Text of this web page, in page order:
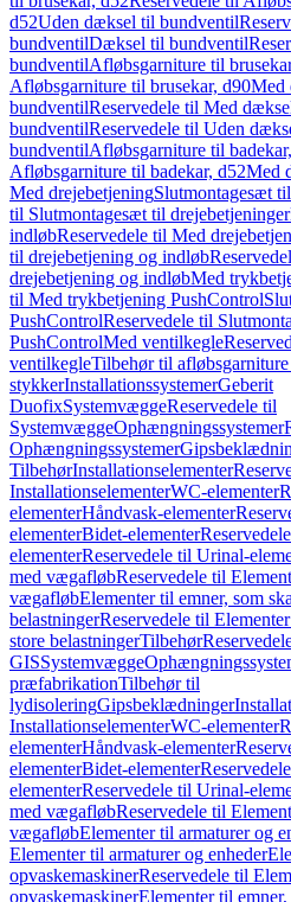
d52Uden dæksel til bundventil
bundventilDæksel til bundventil
bundventilAfløbsgarniture til
Afløbsgarniture til brusekar, d90Med
bundventilReservedele til Med
bundventilReservedele til Uden
bundventilAfløbsgarniture til
Afløbsgarniture til badekar, d52Med
Med drejebetjeningSlutmontagesæt
til Slutmontagesæt til drejebetjeninger
indløbReservedele til Med
til drejebetjening og indløb
drejebetjening og indløbMed
til Med trykbetjening PushControl
PushControlReservedele til
PushControlMed ventilkegle
ventilkegleTilbehør til
stykkerInstallationssystemerGeberit
DuofixSystemvæggeReservedele til
SystemvæggeOphængningssystemer
Ophængningssystemer
TilbehørInstallationselementer
InstallationselementerWC-elementer
elementerHåndvask-elementer
elementerBidet-elementer
elementerReservedele til Urinal-
med vægafløbReservedele til
vægafløbElementer til emner, som
belastningerReservedele til
store belastningerTilbehør
GISSystemvægge
præfabrikationTilbehør til
lydisoleringGipsbeklædninger
InstallationselementerWC-elementer
elementerHåndvask-elementer
elementerBidet-elementer
elementerReservedele til Urinal-
med vægafløbReservedele til
vægafløbElementer til armaturer og
Elementer til armaturer og enheder
opvaskemaskinerReservedele til
opvaskemaskinerElementer til